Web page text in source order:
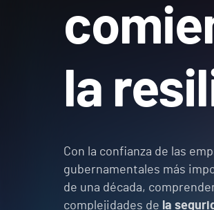
la
Con la confianza de las
gubernamentales más
de una década,
complejidades de la